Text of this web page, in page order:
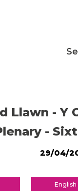
Llawn - Y
-
29/04/
English